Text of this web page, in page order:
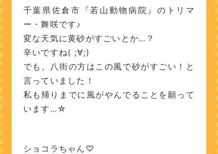
千葉県佐倉市『若山動物病院』のトリマ
ー・舞咲です♪
変な天気に黄砂がすごいとか…？
辛いですね( ;∀;)
でも、八街の方はこの風で砂がすごい！と
言っていました！
私も帰りまでに風がやんでることを願って
います…☆
ショコラちゃん♡